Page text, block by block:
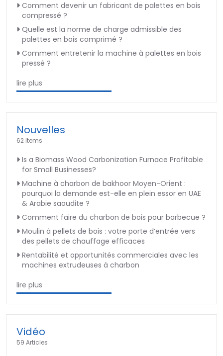
Comment devenir un fabricant de palettes en bois
compressé ?
Quelle est la norme de charge admissible des
palettes en bois comprimé ?
Comment entretenir la machine à palettes en bois
pressé ?
lire plus
Nouvelles
62 Items
Is a Biomass Wood Carbonization Furnace Profitable
for Small Businesses?
Machine à charbon de bakhoor Moyen-Orient :
pourquoi la demande est-elle en plein essor en UAE
& Arabie saoudite ?
Comment faire du charbon de bois pour barbecue ?
Moulin à pellets de bois : votre porte d’entrée vers
des pellets de chauffage efficaces
Rentabilité et opportunités commerciales avec les
machines extrudeuses à charbon
lire plus
Vidéo
59 Articles